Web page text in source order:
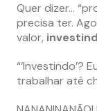
Quer dizer…
precisa ter.
valor,
“‘Investindo’?
trabalhar até